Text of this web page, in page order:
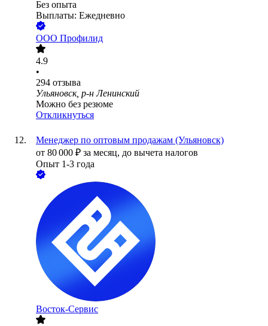
Без опыта
Выплаты: Ежедневно
ООО Профилид
4.9
•
294 отзыва
Ульяновск, р-н Ленинский
Можно без резюме
Откликнуться
Менеджер по оптовым продажам (Ульяновск)
от 80 000 ₽ за месяц, до вычета налогов
Опыт 1-3 года
Восток-Сервис